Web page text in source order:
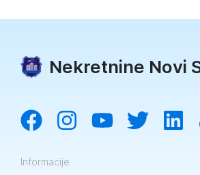
Nekretnine Novi
Informacije